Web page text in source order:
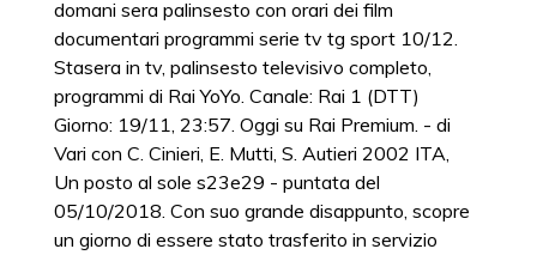
domani sera palinsesto con orari dei film
documentari programmi serie tv tg sport 10/12.
Stasera in tv, palinsesto televisivo completo,
programmi di Rai YoYo. Canale: Rai 1 (DTT)
Giorno: 19/11, 23:57. Oggi su Rai Premium. - di
Vari con C. Cinieri, E. Mutti, S. Autieri 2002 ITA,
Un posto al sole s23e29 - puntata del
05/10/2018. Con suo grande disappunto, scopre
un giorno di essere stato trasferito in servizio